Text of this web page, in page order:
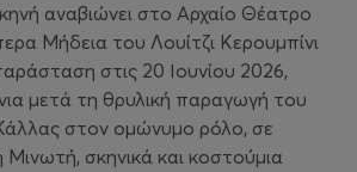
αναβιώνει στο Αρχαίο Θέατρο
Μήδεια του Λουίτζι Κερουμπίνι
στις 20 Ιουνίου 2026,
μετά τη θρυλική παραγωγή του
στον ομώνυμο ρόλο, σε
σκηνικά και κοστούμια